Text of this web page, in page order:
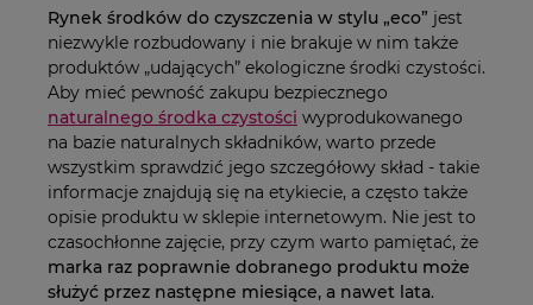
Rynek środków do czyszczenia w stylu „eco” jest
niezwykle rozbudowany i nie brakuje w nim także
produktów „udających” ekologiczne środki czystości.
Aby mieć pewność zakupu bezpiecznego
naturalnego środka czystości wyprodukowanego
na bazie naturalnych składników, warto przede
wszystkim sprawdzić jego szczegółowy skład - takie
informacje znajdują się na etykiecie, a często także
opisie produktu w sklepie internetowym. Nie jest to
czasochłonne zajęcie, przy czym warto pamiętać, że
marka raz poprawnie dobranego produktu może
służyć przez następne miesiące, a nawet lata.